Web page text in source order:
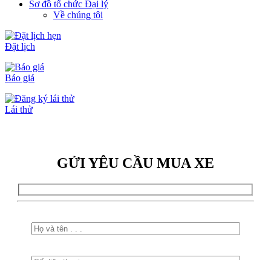
Sơ đồ tổ chức Đại lý
Về chúng tôi
Đặt lịch
Báo giá
Lái thử
GỬI YÊU CẦU MUA XE